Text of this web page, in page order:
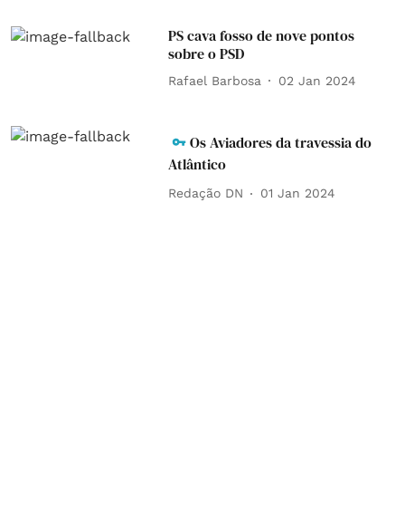
PS cava fosso de nove pontos
sobre o PSD
Rafael Barbosa 02 Jan 2024
Os Aviadores da travessia do
Atlântico
Redação DN 01 Jan 2024